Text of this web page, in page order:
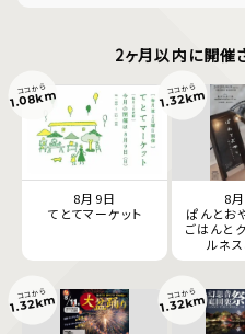
2ヶ月以内に開催
8月9日
てとてマーケット
ココから
1.08km
8
ぱんとお
ごはんと
ルネ
ココから
1.32km
ココから
1.32km ココから
1.32km